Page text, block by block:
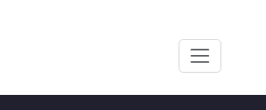
ClickerAcademie